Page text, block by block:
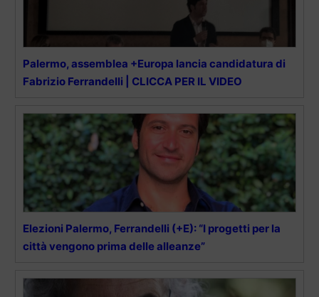
Palermo, assemblea +Europa lancia candidatura di
Fabrizio Ferrandelli | CLICCA PER IL VIDEO
Elezioni Palermo, Ferrandelli (+E): “I progetti per la
città vengono prima delle alleanze”